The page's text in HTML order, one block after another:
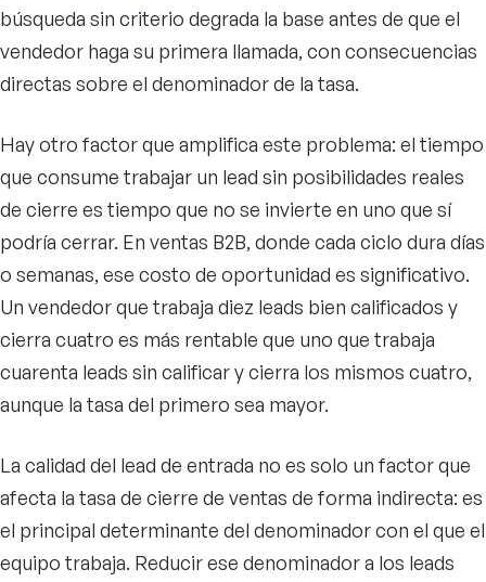
búsqueda sin criterio degrada la base antes de que el
vendedor haga su primera llamada, con consecuencias
directas sobre el denominador de la tasa.
Hay otro factor que amplifica este problema: el tiempo
que consume trabajar un lead sin posibilidades reales
de cierre es tiempo que no se invierte en uno que sí
podría cerrar. En ventas B2B, donde cada ciclo dura días
o semanas, ese costo de oportunidad es significativo.
Un vendedor que trabaja diez leads bien calificados y
cierra cuatro es más rentable que uno que trabaja
cuarenta leads sin calificar y cierra los mismos cuatro,
aunque la tasa del primero sea mayor.
La calidad del lead de entrada no es solo un factor que
afecta la tasa de cierre de ventas de forma indirecta: es
el principal determinante del denominador con el que el
equipo trabaja. Reducir ese denominador a los leads